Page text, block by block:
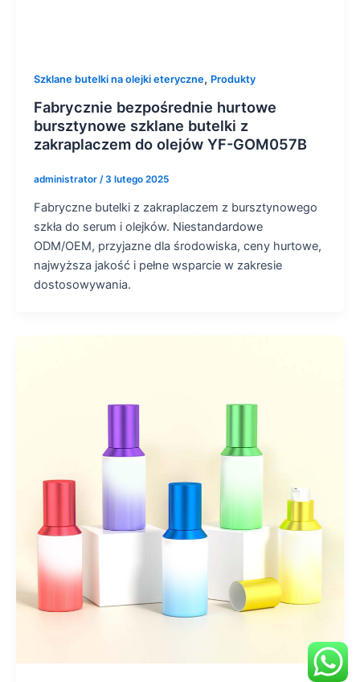
Szklane butelki na olejki eteryczne, Produkty
Fabrycznie bezpośrednie hurtowe
bursztynowe szklane butelki z
zakraplaczem do olejów YF-GOM057B
administrator /3 lutego 2025
Fabryczne butelki z zakraplaczem z bursztynowego
szkła do serum i olejków. Niestandardowe
ODM/OEM, przyjazne dla środowiska, ceny hurtowe,
najwyższa jakość i pełne wsparcie w zakresie
dostosowywania.